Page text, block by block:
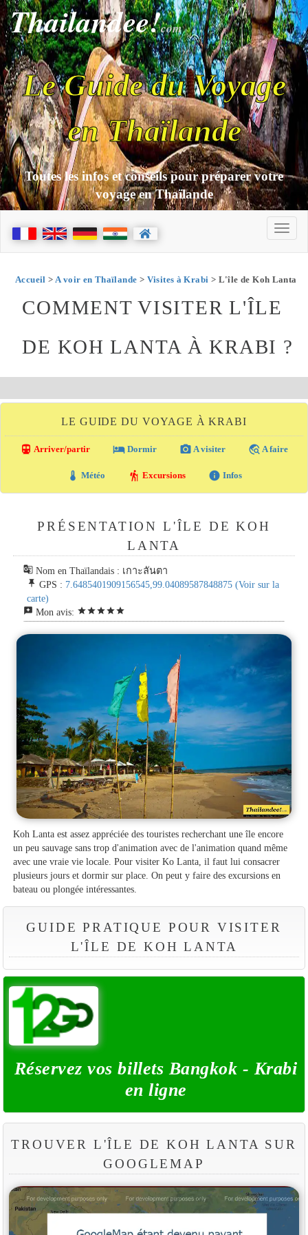
Thailandee!com
Le Guide du Voyage
en Thaïlande
Toutes les infos et conseils pour préparer votre
voyage en Thaïlande
Accueil > A voir en Thaïlande > Visites à Krabi > L'île de Koh Lanta
COMMENT VISITER L'ÎLE
DE KOH LANTA À KRABI ?
LE GUIDE DU VOYAGE À KRABI
directions_transit Arriver/partir local_hotel Dormir photo_camera A visiter travel_explore A faire
thermostat Météo hiking Excursions info Infos
PRÉSENTATION L'ÎLE DE KOH
LANTA
g_translate Nom en Thaïlandais : เกาะลันตา
push_pin GPS : 7.6485401909156545,99.04089587848875 (Voir sur la
carte)
reviews Mon avis: starstarstarstarstar
Koh Lanta est assez appréciée des touristes recherchant une île encore
un peu sauvage sans trop d'animation avec de l'animation quand même
avec une vraie vie locale. Pour visiter Ko Lanta, il faut lui consacrer
plusieurs jours et dormir sur place. On peut y faire des excursions en
bateau ou plongée intéressantes.
GUIDE PRATIQUE POUR VISITER
L'ÎLE DE KOH LANTA
Réservez vos billets Bangkok - Krabi
en ligne
TROUVER L'ÎLE DE KOH LANTA SUR
GOOGLEMAP